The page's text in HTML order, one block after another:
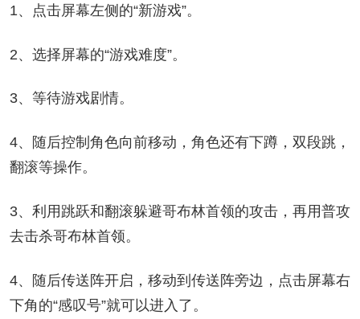
1、点击屏幕左侧的“新游戏”。
2、选择屏幕的“游戏难度”。
3、等待游戏剧情。
4、随后控制角色向前移动，角色还有下蹲，双段跳，
翻滚等操作。
3、利用跳跃和翻滚躲避哥布林首领的攻击，再用普攻
去击杀哥布林首领。
4、随后传送阵开启，移动到传送阵旁边，点击屏幕右
下角的“感叹号”就可以进入了。